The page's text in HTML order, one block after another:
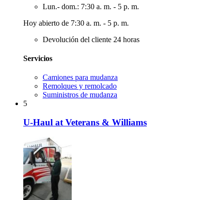
Lun.- dom.: 7:30 a. m. - 5 p. m.
Hoy abierto de 7:30 a. m. - 5 p. m.
Devolución del cliente 24 horas
Servicios
Camiones para mudanza
Remolques y remolcado
Suministros de mudanza
5
U-Haul at Veterans & Williams